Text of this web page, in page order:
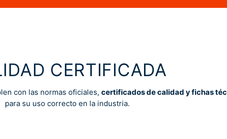
CERTIFICADA
con las normas oficiales,certificados de calidad y fichas
para su uso correcto en la industria.